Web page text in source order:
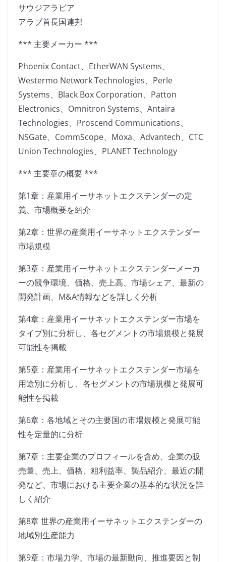
サウジアラビア
アラブ首長国連邦
*** 主要メーカー ***
Phoenix Contact、EtherWAN Systems、
Westermo Network Technologies、Perle
Systems、Black Box Corporation、Patton
Electronics、Omnitron Systems、Antaira
Technologies、Proscend Communications、
NSGate、CommScope、Moxa、Advantech、CTC
Union Technologies、PLANET Technology
*** 主要章の概要 ***
第1章：産業用イーサネットエクステンダーの定
義、市場概要を紹介
第2章：世界の産業用イーサネットエクステンダー
市場規模
第3章：産業用イーサネットエクステンダーメーカ
ーの競争環境、価格、売上高、市場シェア、最新の
開発計画、M&A情報などを詳しく分析
第4章：産業用イーサネットエクステンダー市場を
タイプ別に分析し、各セグメントの市場規模と発展
可能性を掲載
第5章：産業用イーサネットエクステンダー市場を
用途別に分析し、各セグメントの市場規模と発展可
能性を掲載
第6章：各地域とその主要国の市場規模と発展可能
性を定量的に分析
第7章：主要企業のプロフィールを含め、企業の販
売量、売上、価格、粗利益率、製品紹介、最近の開
発など、市場における主要企業の基本的な状況を詳
しく紹介
第8章 世界の産業用イーサネットエクステンダーの
地域別生産能力
第9章：市場力学、市場の最新動向、推進要因と制